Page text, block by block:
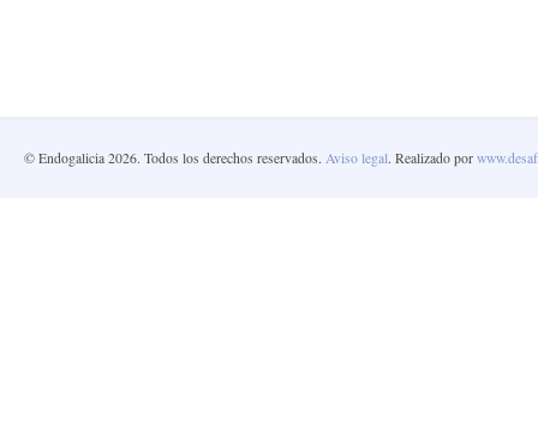
© Endogalicia 2026. Todos los derechos reservados. Aviso legal. Realizado por